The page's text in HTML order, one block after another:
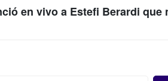
en vivo a Estefi Berardi que